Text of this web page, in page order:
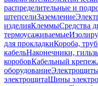
распределительные и
штепселиЗаземление
изделияКлеммыСредства
термоусаживаемые
для прокладкиКороба,
кабельНаконечники,
коробовКабельный крепеж
оборудование
электрощитаШины